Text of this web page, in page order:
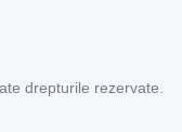
drepturile rezervate.